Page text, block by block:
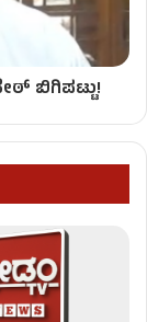
ಬಿಗಿಪಟ್ಟು!